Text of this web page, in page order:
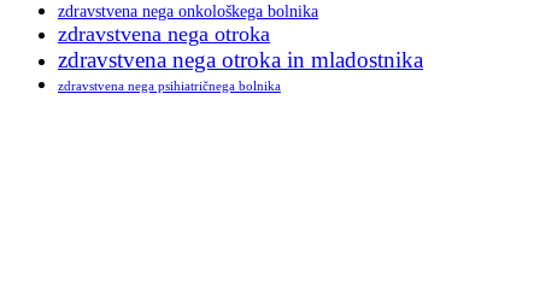
zdravstvena nega onkološkega bolnika
zdravstvena nega otroka
zdravstvena nega otroka in mladostnika
zdravstvena nega psihiatričnega bolnika